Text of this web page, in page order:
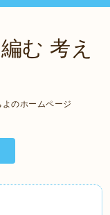
む 考え
のホームページ